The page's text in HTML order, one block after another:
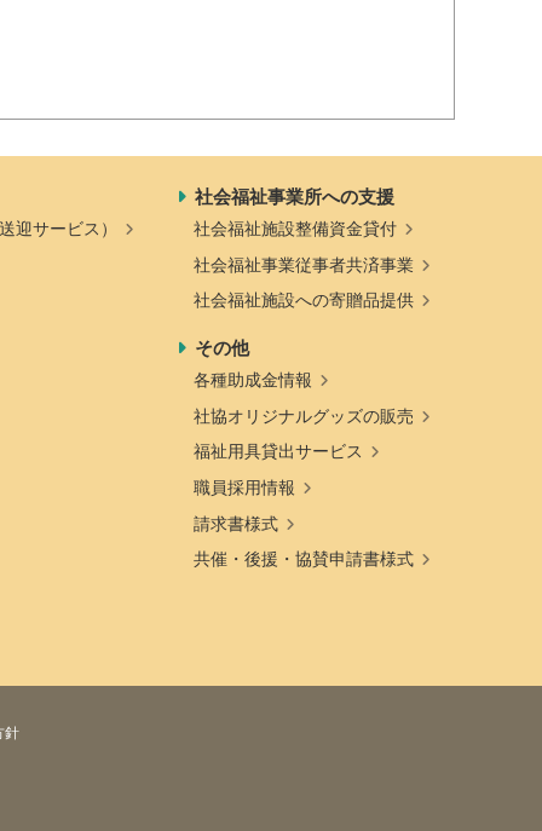
迎サービス）
社会福祉事業所への支援
社会福祉施設整備資金貸付
社会福祉事業従事者共済事業
社会福祉施設への寄贈品提供
その他
各種助成金情報
社協オリジナルグッズの販売
福祉用具貸出サービス
職員採用情報
請求書様式
共催・後援・協賛申請書様式
針